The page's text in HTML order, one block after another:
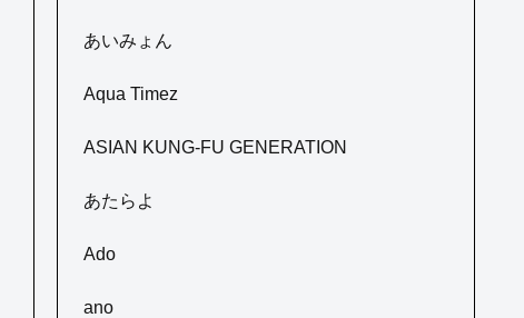
あいみょん
Aqua Timez
ASIAN KUNG-FU GENERATION
あたらよ
Ado
ano